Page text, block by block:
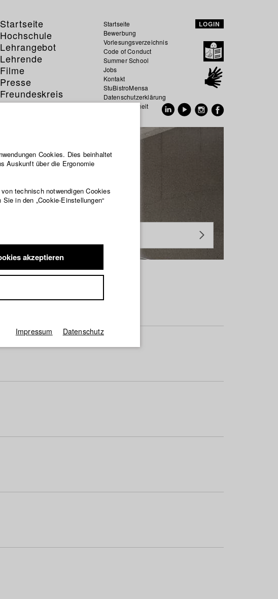
Startseite
Hochschule
Lehrangebot
Lehrende
Filme
Presse
Freundeskreis
Service
Startseite
Bewerbung
Vorlesungsverzeichnis
Code of Conduct
Summer School
Jobs
Kontakt
StuBistroMensa
Datenschutzerklärung
Datensicherheit
LOGIN
Alle
Cookies. Dies beinhaltet
Auskunft über die Ergonomie
technisch notwendigen Cookies
in den „Cookie-Einstellungen“
akzeptieren
Impressum Datenschutz